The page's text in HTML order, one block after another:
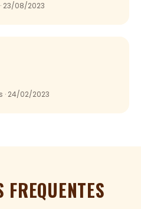
· 23/08/2023
· 24/02/2023